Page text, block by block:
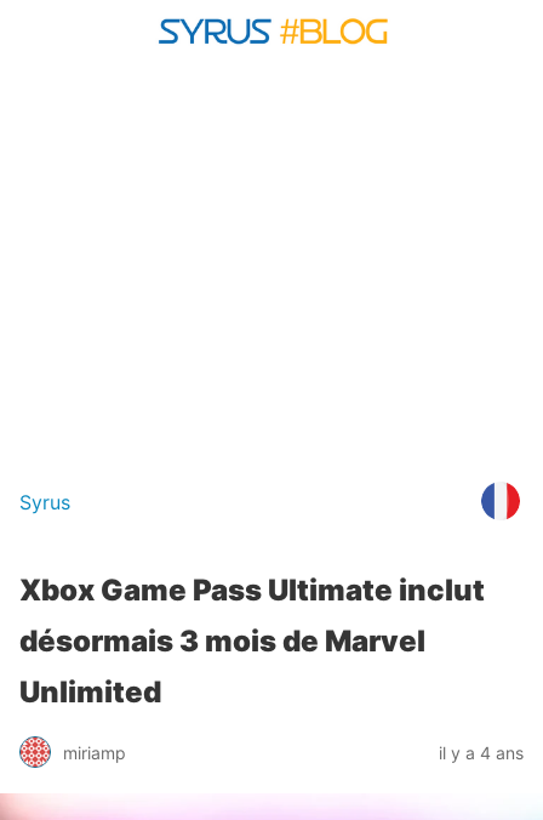
Syrus
Xbox Game Pass Ultimate inclut
désormais 3 mois de Marvel
Unlimited
miriamp il y a 4 ans